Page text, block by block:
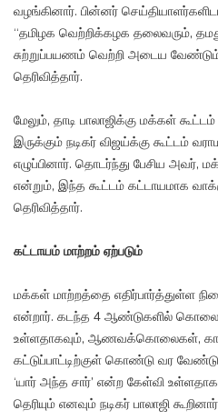
வழங்கினார். பின்னர் செய்தியாளர்களிடம்
“தமிழக வெற்றிக்கழக தலைவரும்,
சுற்றுப்பயணம் வெற்றி அடைய
தெரிவித்தார்.
மேலும், தாடி பாலாஜிக்கு மக்கள்
இருக்கும் நடிகர் விஜய்க்கு கூட்டம்
எழுப்பினார். தொடர்ந்து பேசிய அவர்,
என்றும், இந்த கூட்டம் கட்டாயமாக
தெரிவித்தார்.
கட்டாயம் மாற்றம் ஏற்படும்
மக்கள் மாற்றத்தை எதிர்பார்த்துள்ள
என்றார். கடந்த 4 ஆண்டுகளில்
உள்ளதாகவும், ஆணவக்கொலைகள்,
கட்டுப்பாட்டிற்குள் கொண்டு வர
‘யார் அந்த சார்’ என்ற கேள்வி
தெரியும் எனவும் நடிகர் பாலாஜி